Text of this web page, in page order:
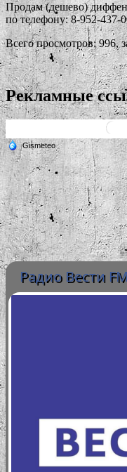
Продам (дешево)
по телефону: 8-952-437-
Всего просмотров: 996,
Рекламные
Радио Вести